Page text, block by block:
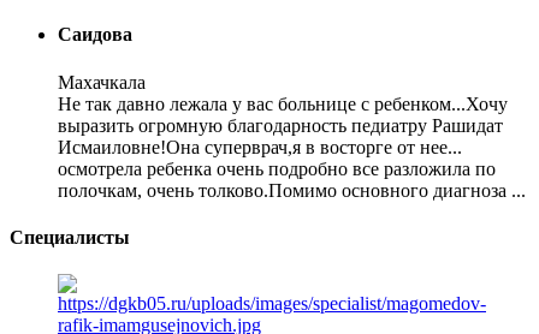
Саидова
Махачкала
Не так давно лежала у вас больнице с ребенком...Хочу
выразить огромную благодарность педиатру Рашидат
Исмаиловне!Она суперврач,я в восторге от нее...
осмотрела ребенка очень подробно все разложила по
полочкам, очень толково.Помимо основного диагноза ...
Специалисты